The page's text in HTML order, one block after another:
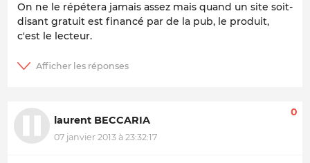
On ne le répétera jamais assez mais quand un site soit-
disant gratuit est financé par de la pub, le produit,
c'est le lecteur.
laurent BECCARIA
07 janvier 2013 à 23:32:17
0